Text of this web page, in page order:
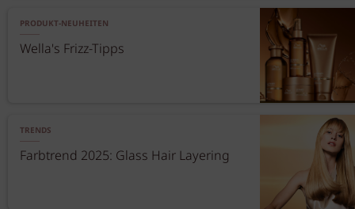
PRODUKT-NEUHEITEN
Wella's Frizz-Tipps
TRENDS
Farbtrend 2025: Glass Hair Layering